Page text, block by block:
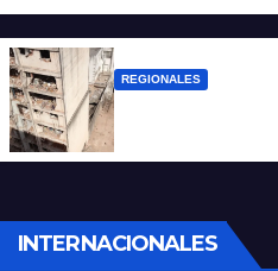
violencia armada
REGIONALES
INTERNACIONALES